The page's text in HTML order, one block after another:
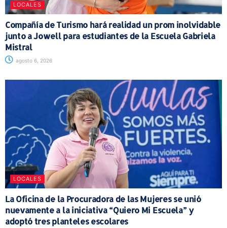
LOCALES
Compañía de Turismo hará realidad un prom inolvidable
junto a Jowell para estudiantes de la Escuela Gabriela
Mistral
agosto 6, 2026
LOCALES
La Oficina de la Procuradora de las Mujeres se unió
nuevamente a la iniciativa “Quiero Mi Escuela” y
adoptó tres planteles escolares